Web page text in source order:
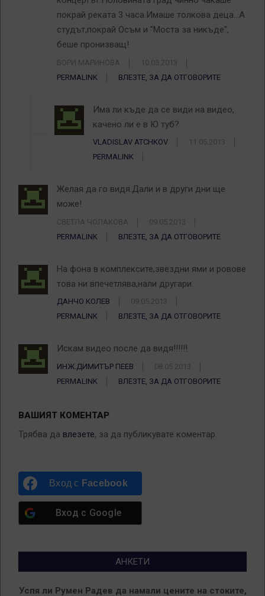
покрай реката 3 часа.Имаше толкова деца…А
студът,покрай Осъм и "Моста за никъде",
беше пронизващ!
БОРИ МАРИНОВА
10.05.2013
PERMALINK
ВЛЕЗТЕ, ЗА ДА ОТГОВОРИТЕ
Има ли къде да се види на видео,
качено ли е в Ю туб?
VLADISLAV ATCHKOV
11.05.2013
PERMALINK
Желая да го видя.Дали и в други дни ще
може!
СВЕТЛА ЧОЛАКОВА
09.05.2013
PERMALINK
ВЛЕЗТЕ, ЗА ДА ОТГОВОРИТЕ
На фона в комплексите,звездни ями и ровове
това ни впечетлява,нали другари.
ДАНЧО КОЛЕВ
09.05.2013
PERMALINK
ВЛЕЗТЕ, ЗА ДА ОТГОВОРИТЕ
Искам видео после да видя!!!!!!
ИНЖ.ДИМИТЪР ПЕЕВ
08.05.2013
PERMALINK
ВЛЕЗТЕ, ЗА ДА ОТГОВОРИТЕ
ВАШИЯТ КОМЕНТАР
Трябва да влезете, за да публикувате коментар.
Вход с Facebook
Вход с Google
АНКЕТИ
Успя ли Румен Радев да намали цените на стоките,